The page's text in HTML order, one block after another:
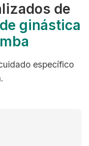
de
ginástica
específico